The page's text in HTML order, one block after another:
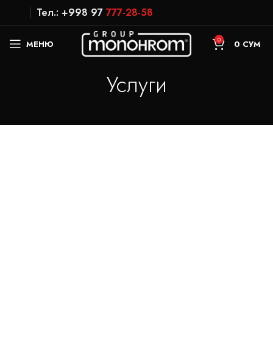
Тел.: +998 97 777-28-58
МЕНЮ 0 0 СУМ
Услуги